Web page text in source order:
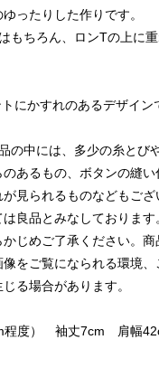
ったりした作りです。
もちろん、ロンTの上に
にかすれのあるデザイン
の中には、多少の糸とび
あるもの、ボタンの縫
見られるものなどもご
良品とみなしておりま
かじめご了承ください。
をご覧になられる環境、
る場合があります。
程度） 袖丈7cm 肩幅